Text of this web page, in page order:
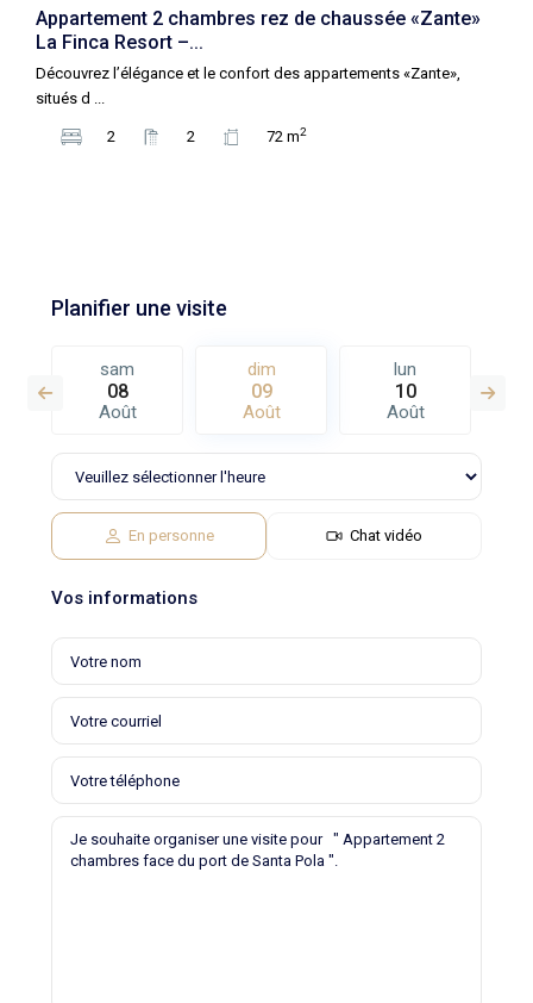
Appartement 2 chambres rez de chaussée «Zante»
La Finca Resort –...
Découvrez l’élégance et le confort des appartements «Zante»,
situés d ...
2 2 72 m2
Planifier une visite
sam
08
Août
dim
09
Août
lun
10
Août
En personne Chat vidéo
Vos informations